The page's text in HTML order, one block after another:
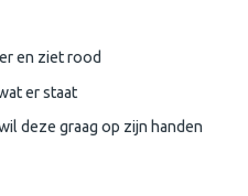
en ziet rood
er staat
deze graag op zijn handen